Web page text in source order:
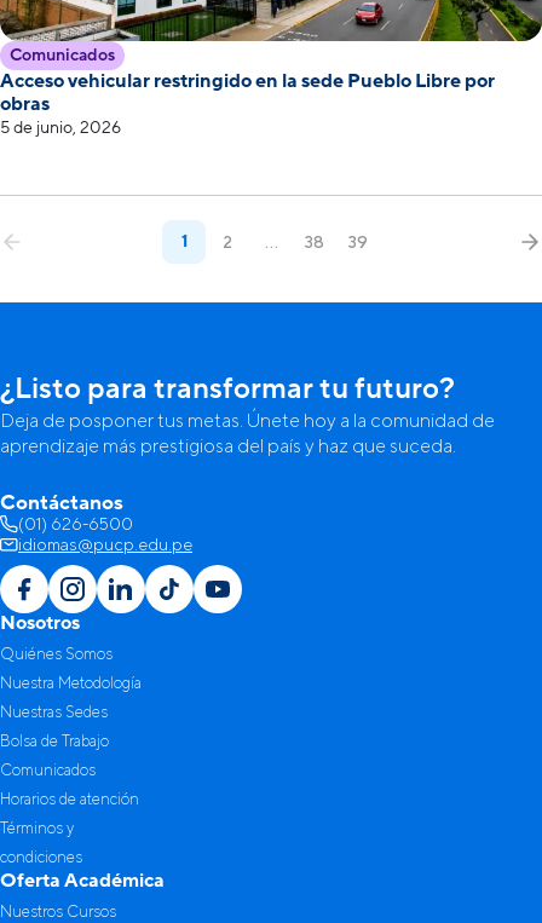
Comunicados
Acceso vehicular restringido en la sede Pueblo Libre por
obras
5 de junio, 2026
1 2 … 38 39
¿Listo para transformar tu futuro?
Deja de posponer tus metas. Únete hoy a la comunidad de
aprendizaje más prestigiosa del país y haz que suceda.
Contáctanos
(01) 626-6500
idiomas@pucp.edu.pe
Nosotros
Quiénes Somos
Nuestra Metodología
Nuestras Sedes
Bolsa de Trabajo
Comunicados
Horarios de atención
Términos y
condiciones
Oferta Académica
Nuestros Cursos